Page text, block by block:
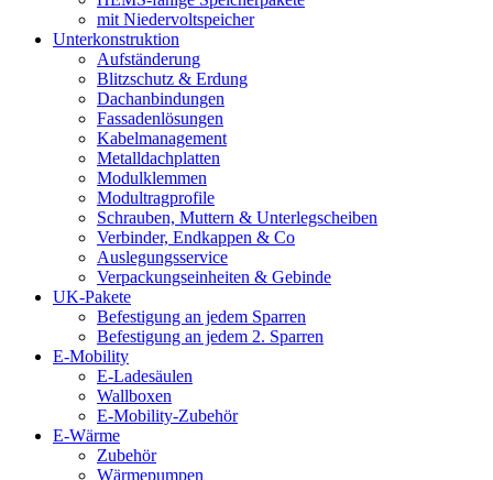
mit Niedervoltspeicher
Unterkonstruktion
Aufständerung
Blitzschutz & Erdung
Dachanbindungen
Fassadenlösungen
Kabelmanagement
Metalldachplatten
Modulklemmen
Modultragprofile
Schrauben, Muttern & Unterlegscheiben
Verbinder, Endkappen & Co
Auslegungsservice
Verpackungseinheiten & Gebinde
UK-Pakete
Befestigung an jedem Sparren
Befestigung an jedem 2. Sparren
E-Mobility
E-Ladesäulen
Wallboxen
E-Mobility-Zubehör
E-Wärme
Zubehör
Wärmepumpen